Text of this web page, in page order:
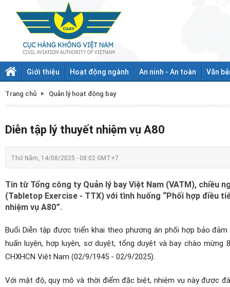
Giới thiệu Hoạt động ngành An ninh - An toàn Văn
Trang chủ Quản lý hoạt động bay
Diễn tập lý thuyết nhiệm vụ A80
Thứ Năm, 14/08/2025 - 08:02 GMT+7
Tin từ Tổng công ty Quản lý bay Việt Nam (VATM), chiều
(Tabletop Exercise - TTX) với tình huống “Phối hợp điều
nhiệm vụ A80”.
Buổi Diễn tập được triển khai theo phương án phối hợp bảo
huấn luyện, hợp luyện, sơ duyệt, tổng duyệt và bay chào
CHXHCN Việt Nam (02/9/1945 - 02/9/2025).
Với mật độ, quy mô và thời điểm đặc biệt, nhiệm vụ này được